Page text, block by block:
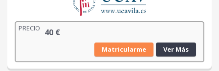
PRECIO 40 €
Matricularme Ver Más